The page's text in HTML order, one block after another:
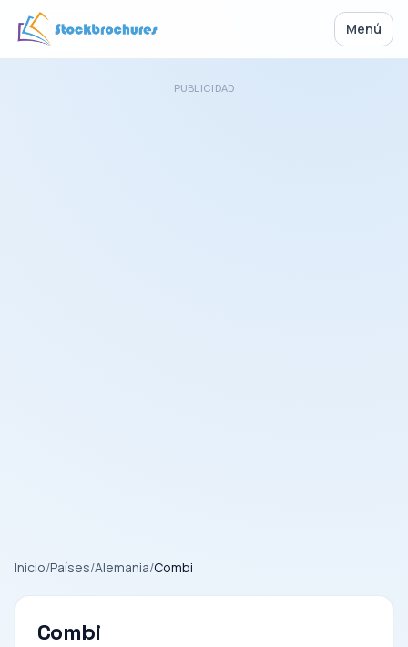
Menú
PUBLICIDAD
Inicio/Países/Alemania/Combi
Combi